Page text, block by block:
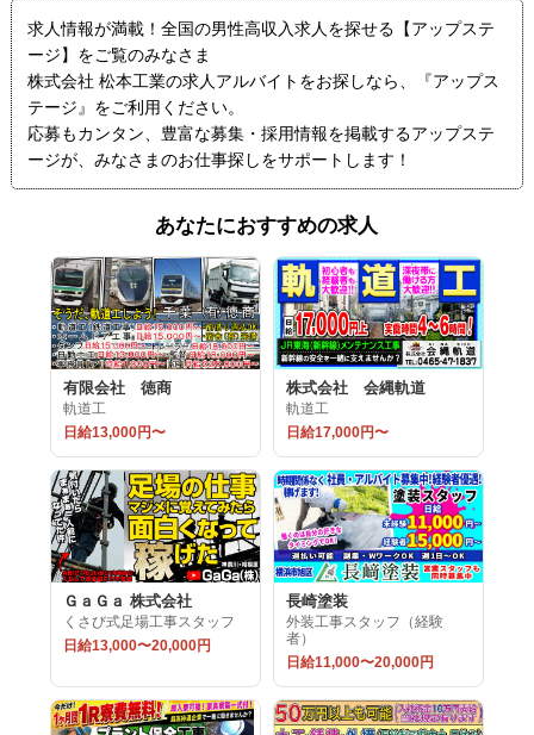
求人情報が満載！全国の男性高収入求人を探せる【アップステ
ージ】をご覧のみなさま
株式会社 松本工業の求人アルバイトをお探しなら、『アップス
テージ』をご利用ください。
応募もカンタン、豊富な募集・採用情報を掲載するアップステ
ージが、みなさまのお仕事探しをサポートします！
あなたにおすすめの求人
有限会社 徳商
軌道工
日給13,000円〜
株式会社 会縄軌道
軌道工
日給17,000円〜
ＧａＧａ 株式会社
くさび式足場工事スタッフ
日給13,000〜20,000円
長崎塗装
外装工事スタッフ（経験
者）
日給11,000〜20,000円